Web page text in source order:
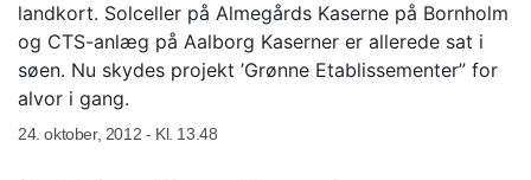
landkort. Solceller på Almegårds Kaserne på Bornholm
og CTS-anlæg på Aalborg Kaserner er allerede sat i
søen. Nu skydes projekt ’Grønne Etablissementer” for
alvor i gang.
24. oktober, 2012 - Kl. 13.48